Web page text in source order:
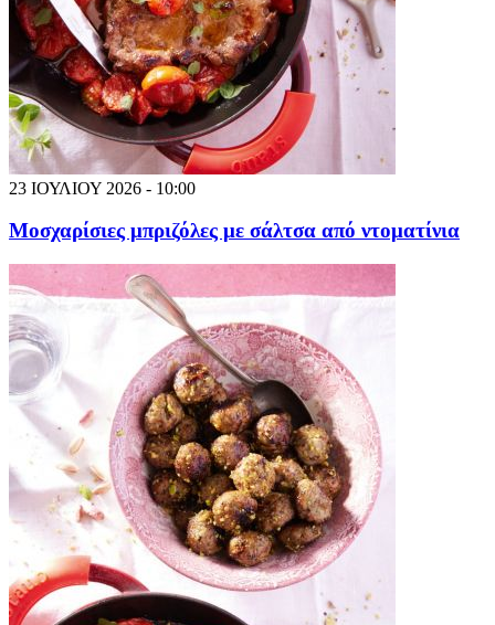
23 ΙΟΥΛΙΟΥ 2026 - 10:00
Μοσχαρίσιες μπριζόλες με σάλτσα από ντοματίνια